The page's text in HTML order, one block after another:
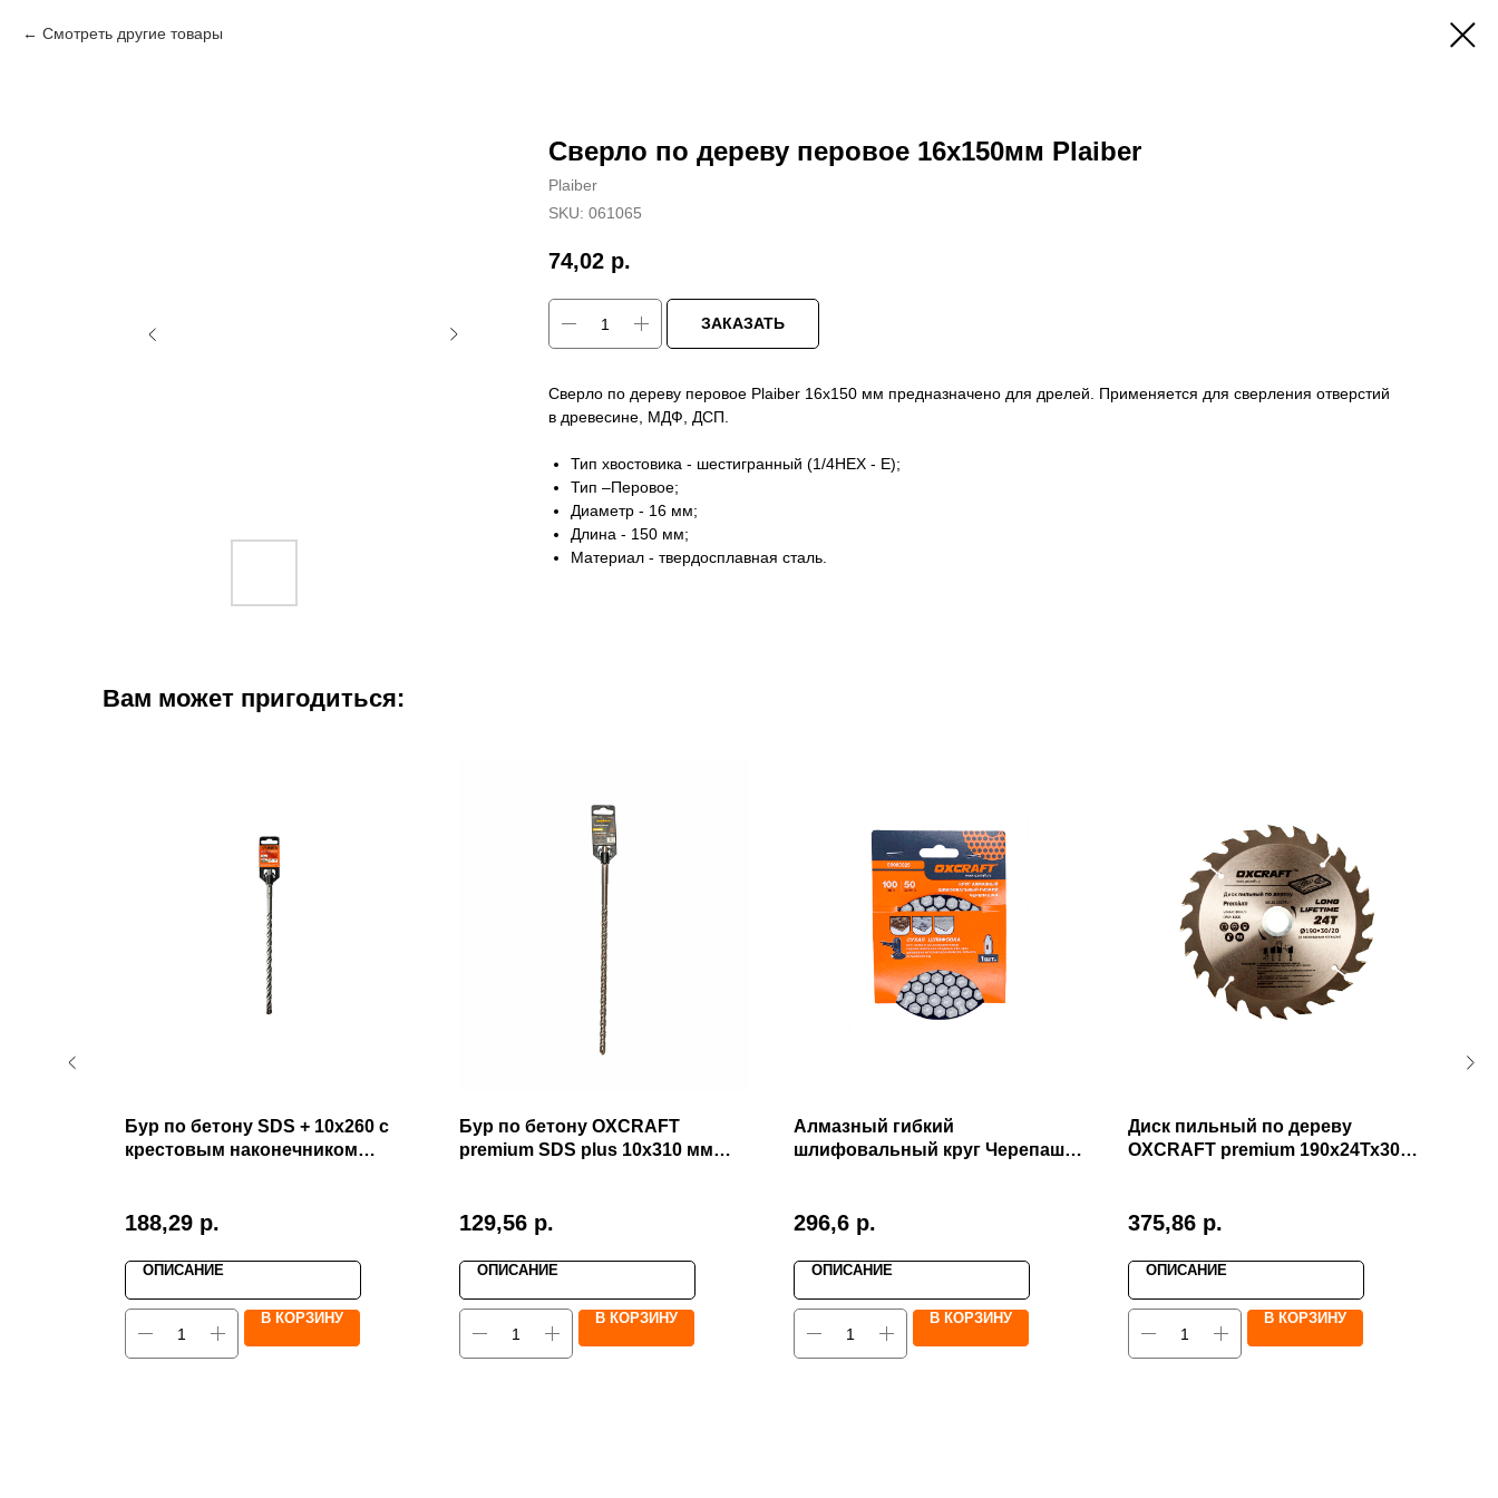
Смотреть другие товары
Сверло по дереву перовое 16х150мм Plaiber
Plaiber
SKU: 061065
74,02 р.
ЗАКАЗАТЬ
Сверло по дереву перовое Plaiber 16х150 мм предназначено для дрелей. Применяется для сверления отверстий
в древесине, МДФ, ДСП.
Тип хвостовика - шестигранный (1/4HEX - E);
Тип –Перовое;
Диаметр - 16 мм;
Длина - 150 мм;
Материал - твердосплавная сталь.
Вам может пригодиться:
Бур по бетону SDS + 10х260 с
крестовым наконечником
188,29 р.
ОПИСАНИЕ
В КОРЗИНУ
Бур по бетону OXCRAFT
premium SDS plus 10х310 мм
129,56 р.
ОПИСАНИЕ
В КОРЗИНУ
Алмазный гибкий
шлифовальный круг Черепашка
296,6 р.
ОПИСАНИЕ
В КОРЗИНУ
Диск пильный по дереву
OXCRAFT premium 190х24Тх30
375,86 р.
ОПИСАНИЕ
В КОРЗИНУ